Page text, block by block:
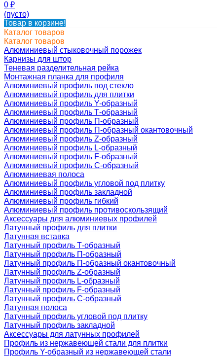
0 ₽
(пусто)
Товар в корзине!
Каталог товаров
Каталог товаров
Алюминиевый стыковочный порожек
Карнизы для штор
Теневая разделительная рейка
Монтажная планка для профиля
Алюминиевый профиль под стекло
Алюминиевый профиль для плитки
Алюминиевый профиль Y-образный
Алюминиевый профиль Т-образный
Алюминиевый профиль П-образный
Алюминиевый профиль П-образный окантовочный
Алюминиевый профиль Z-образный
Алюминиевый профиль L-образный
Алюминиевый профиль F-образный
Алюминиевый профиль C-образный
Алюминиевая полоса
Алюминиевый профиль угловой под плитку
Алюминиевый профиль закладной
Алюминиевый профиль гибкий
Алюминиевый профиль противоскользящий
Аксессуары для алюминиевых профилей
Латунный профиль для плитки
Латунная вставка
Латунный профиль Т-образный
Латунный профиль П-образный
Латунный профиль П-образный окантовочный
Латунный профиль Z-образный
Латунный профиль L-образный
Латунный профиль F-образный
Латунный профиль C-образный
Латунная полоса
Латунный профиль угловой под плитку
Латунный профиль закладной
Аксессуары для латунных профилей
Профиль из нержавеющей стали для плитки
Профиль Y-образный из нержавеющей стали